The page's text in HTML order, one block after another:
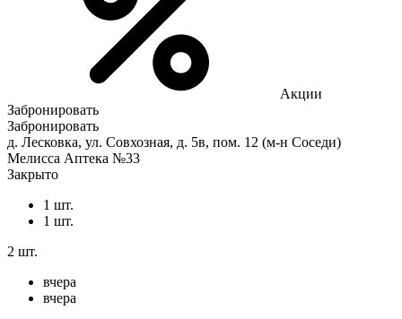
Акции
Забронировать
Забронировать
д. Лесковка, ул. Совхозная, д. 5в, пом. 12 (м-н Соседи)
Мелисса Аптека №33
Закрыто
1 шт.
1 шт.
2 шт.
вчера
вчера